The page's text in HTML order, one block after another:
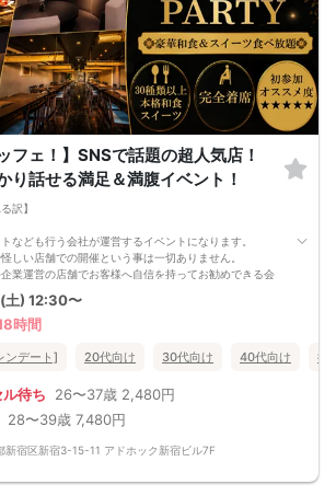
フェ！】SNSで話題の超人気店！
り話せる満足＆満腹イベント！
訳】
なども行う会社が運営するイベントになります。
しい店舗での開催という事は一切ありません。
業運営の店舗でお客様へ自信を持ってお勧めできる会
安そうなイベントや主催者が丸儲けしているようなイ
なります。
も過去に街コンで恋人を見つけた経験からお客様目線
土) 12:30〜
時間
ンデート] 20代向け 30代向け 40代向け 街
待ち 26〜37歳 2,480円
28〜39歳 7,480円
新宿区新宿3-15-11 アドホック新宿ビル7F